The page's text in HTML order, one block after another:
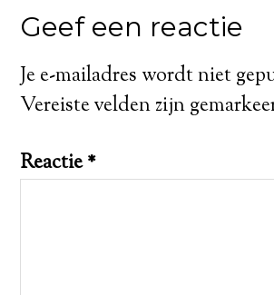
Geef een reactie
Je e-mailadres wordt niet
Vereiste velden zijn
Reactie*